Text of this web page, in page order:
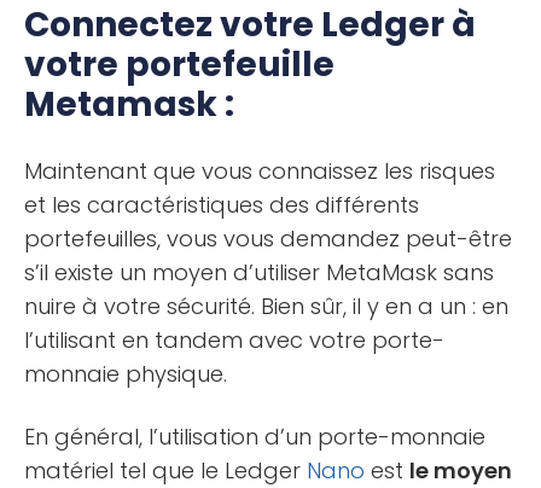
Connectez votre Ledger à
votre portefeuille
Metamask :
Maintenant que vous connaissez les risques
et les caractéristiques des différents
portefeuilles, vous vous demandez peut-être
s’il existe un moyen d’utiliser MetaMask sans
nuire à votre sécurité. Bien sûr, il y en a un : en
l’utilisant en tandem avec votre porte-
monnaie physique.
En général, l’utilisation d’un porte-monnaie
matériel tel que le Ledger Nano est le moyen